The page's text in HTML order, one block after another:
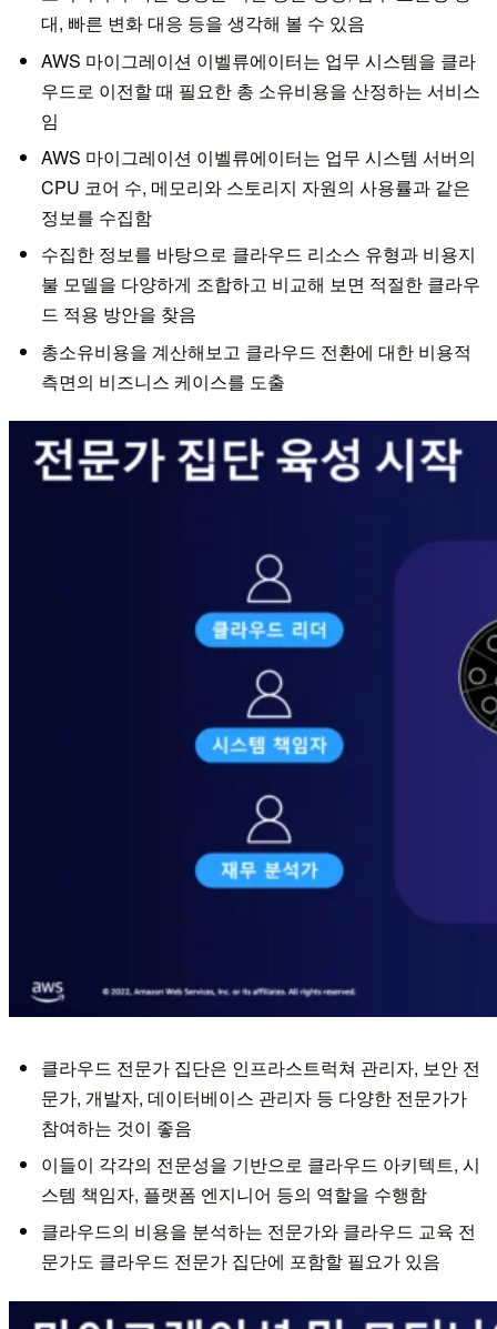
대, 빠른 변화 대응 등을 생각해 볼 수 있음
AWS 마이그레이션 이벨류에이터는 업무 시스템을 클라
우드로 이전할 때 필요한 총 소유비용을 산정하는 서비스
임
AWS 마이그레이션 이벨류에이터는 업무 시스템 서버의
CPU 코어 수, 메모리와 스토리지 자원의 사용률과 같은
정보를 수집함
수집한 정보를 바탕으로 클라우드 리소스 유형과 비용지
불 모델을 다양하게 조합하고 비교해 보면 적절한 클라우
드 적용 방안을 찾음
총소유비용을 계산해보고 클라우드 전환에 대한 비용적
측면의 비즈니스 케이스를 도출
클라우드 전문가 집단은 인프라스트럭쳐 관리자, 보안 전
문가, 개발자, 데이터베이스 관리자 등 다양한 전문가가
참여하는 것이 좋음
이들이 각각의 전문성을 기반으로 클라우드 아키텍트, 시
스템 책임자, 플랫폼 엔지니어 등의 역할을 수행함
클라우드의 비용을 분석하는 전문가와 클라우드 교육 전
문가도 클라우드 전문가 집단에 포함할 필요가 있음